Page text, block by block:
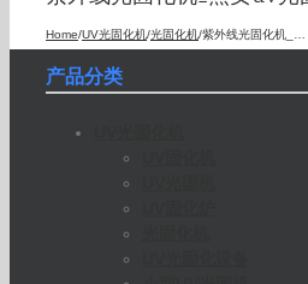
Home/UV光固化机/光固化机/紫外线光固化机_热卖uv光固化机uv光固化机手提式uv光固化机批发
产品分类